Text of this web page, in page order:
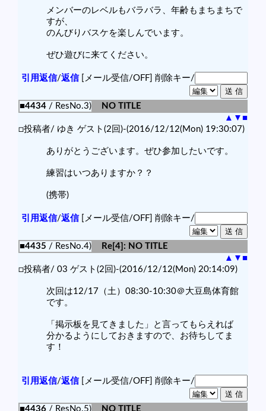
メンバーのレベルもバラバラ、年齢もまちまちで
すが、
のんびりバスケを楽しんでいます。
ぜひ遊びに来てください。
引用返信/返信[メール受信/OFF] 削除キー/
■4434 / ResNo.3)
NO TITLE
▲ ▼ ■
□投稿者/ ゆき ゲスト(2回)-(2016/12/12(Mon) 19:30:07)
ありがとうございます。ぜひ参加したいです。
練習はいつありますか？？
(携帯)
引用返信/返信[メール受信/OFF] 削除キー/
■4435 / ResNo.4)
Re[4]: NO TITLE
▲ ▼ ■
□投稿者/ 03 ゲスト(2回)-(2016/12/12(Mon) 20:14:09)
次回は12/17（土）08:30-10:30＠大豆島体育館
です。
「掲示板を見てきました」と言ってもらえれば
分かるようにしておきますので、お待ちしてま
す！
引用返信/返信[メール受信/OFF] 削除キー/
■4436 / ResNo.5)
NO TITLE